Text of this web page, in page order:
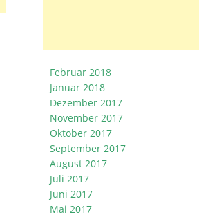
Februar 2018
Januar 2018
Dezember 2017
November 2017
Oktober 2017
September 2017
August 2017
Juli 2017
Juni 2017
Mai 2017